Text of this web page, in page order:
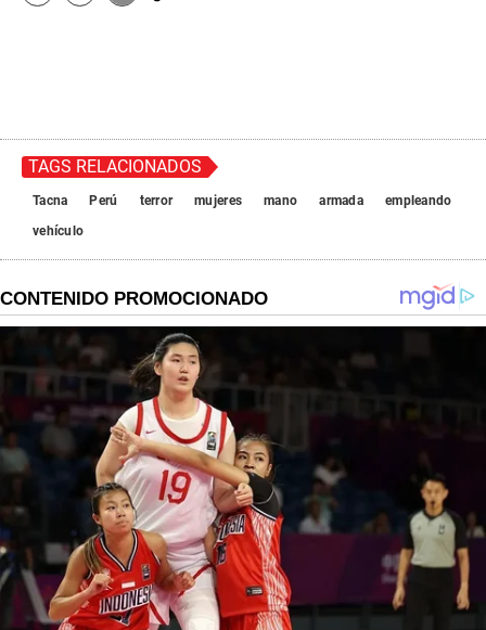
TAGS RELACIONADOS
Tacna Perú terror mujeres mano armada
empleando
vehículo